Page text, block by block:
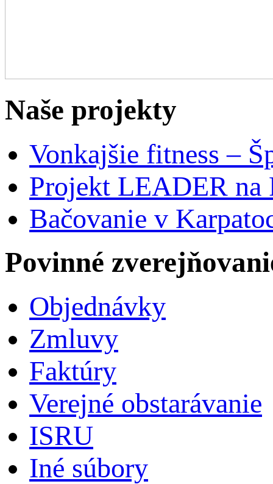
Naše projekty
Vonkajšie fitness –
Projekt LEADER na
Bačovanie v
Povinné
Objednávky
Zmluvy
Faktúry
Verejné obstarávanie
ISRU
Iné súbory